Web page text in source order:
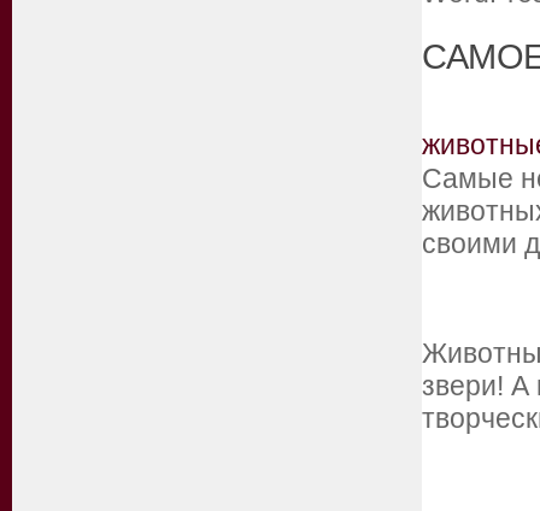
Самые
своими
звери! А